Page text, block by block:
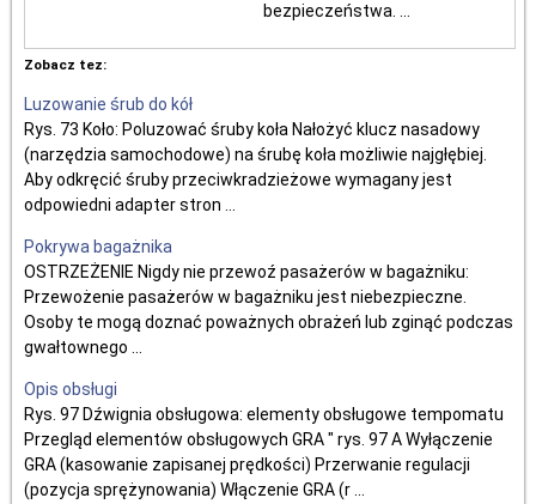
bezpieczeństwa. ...
Zobacz tez:
Luzowanie śrub do kół
Rys. 73 Koło: Poluzować śruby koła Nałożyć klucz nasadowy
(narzędzia samochodowe) na śrubę koła możliwie najgłębiej.
Aby odkręcić śruby przeciwkradzieżowe wymagany jest
odpowiedni adapter stron ...
Pokrywa bagażnika
OSTRZEŻENIE Nigdy nie przewoź pasażerów w bagażniku:
Przewożenie pasażerów w bagażniku jest niebezpieczne.
Osoby te mogą doznać poważnych obrażeń lub zginąć podczas
gwałtownego ...
Opis obsługi
Rys. 97 Dźwignia obsługowa: elementy obsługowe tempomatu
Przegląd elementów obsługowych GRA " rys. 97 A Wyłączenie
GRA (kasowanie zapisanej prędkości) Przerwanie regulacji
(pozycja sprężynowania) Włączenie GRA (r ...